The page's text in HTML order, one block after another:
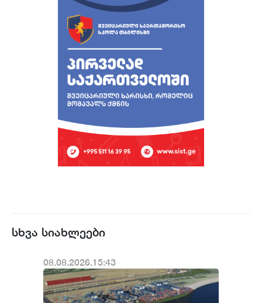
სხვა სიახლეები
08.08.2026.15:43